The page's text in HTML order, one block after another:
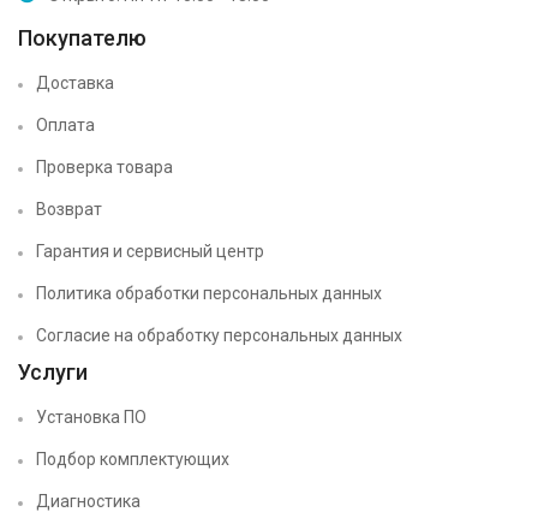
Покупателю
Доставка
Оплата
Проверка товара
Возврат
Гарантия и сервисный центр
Политика обработки персональных данных
Согласие на обработку персональных данных
Услуги
Установка ПО
Подбор комплектующих
Диагностика